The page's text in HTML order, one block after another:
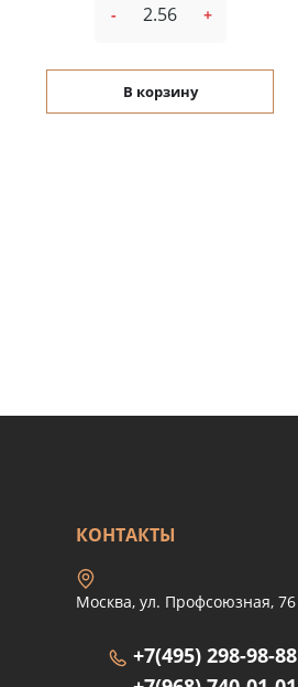
- +
В корзину
КОНТАКТЫ
Москва, ул. Профсоюзная, 76
+7(495) 298-98-88